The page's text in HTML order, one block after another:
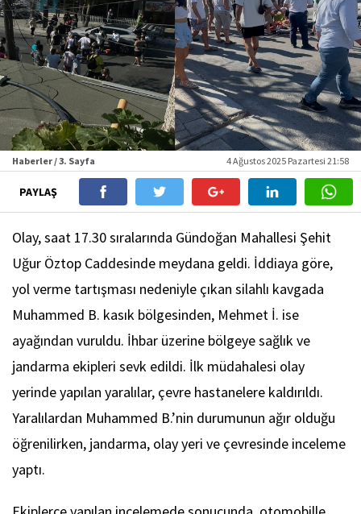
Haberler / 3. Sayfa 4 Ağustos 2025 Pazartesi 21:58
PAYLAŞ
Olay, saat 17.30 sıralarında Gündoğan Mahallesi Şehit
Uğur Öztop Caddesinde meydana geldi. İddiaya göre,
yol verme tartışması nedeniyle çıkan silahlı kavgada
Muhammed B. kasık bölgesinden, Mehmet İ. ise
ayağından vuruldu. İhbar üzerine bölgeye sağlık ve
jandarma ekipleri sevk edildi. İlk müdahalesi olay
yerinde yapılan yaralılar, çevre hastanelere kaldırıldı.
Yaralılardan Muhammed B.’nin durumunun ağır olduğu
öğrenilirken, jandarma, olay yeri ve çevresinde inceleme
yaptı.